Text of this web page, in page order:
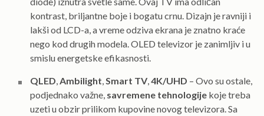
kontrast, briljantne boje i bogatu crnu. Dizajn je ravniji i
lakši od LCD-a, a vreme odziva ekrana je znatno kraće
nego kod drugih modela. OLED televizor je zanimljiv i u
smislu energetske efikasnosti.
QLED,Ambilight,Smart TV,4K/UHD – Ovo su ostale,
podjednako važne, savremene tehnologije koje treba
uzeti u obzir prilikom kupovine novog televizora. Sa